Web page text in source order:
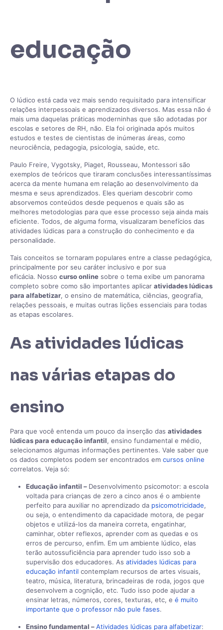
educação
O lúdico está cada vez mais sendo requisitado para intensificar
relações interpessoais e aprendizados diversos. Mas essa não é
mais uma daquelas práticas moderninhas que são adotadas por
escolas e setores de RH, não. Ela foi originada após muitos
estudos e testes de cientistas de inúmeras áreas, como
neurociência, pedagogia, psicologia, saúde, etc.
Paulo Freire, Vygotsky, Piaget, Rousseau, Montessori são
exemplos de teóricos que tiraram conclusões interessantíssimas
acerca da mente humana em relação ao desenvolvimento da
mesma e seus aprendizados. Eles queriam descobrir como
absorvemos conteúdos desde pequenos e quais são as
melhores metodologias para que esse processo seja ainda mais
eficiente. Todos, de alguma forma, visualizaram benefícios das
atividades lúdicas para a construção do conhecimento e da
personalidade.
Tais conceitos se tornaram populares entre a classe pedagógica,
principalmente por seu caráter inclusivo e por sua
eficácia. Nosso curso online sobre o tema exibe um panorama
completo sobre como são importantes aplicar atividades lúdicas
para alfabetizar, o ensino de matemática, ciências, geografia,
relações pessoais, e muitas outras lições essenciais para todas
as etapas escolares.
As atividades lúdicas
nas várias etapas do
ensino
Para que você entenda um pouco da inserção das atividades
lúdicas para educação infantil, ensino fundamental e médio,
selecionamos algumas informações pertinentes. Vale saber que
os dados completos podem ser encontrados em cursos online
correlatos. Veja só:
Educação infantil – Desenvolvimento psicomotor: a escola
voltada para crianças de zero a cinco anos é o ambiente
perfeito para auxiliar no aprendizado da psicomotricidade,
ou seja, o entendimento da capacidade motora, de pegar
objetos e utilizá-los da maneira correta, engatinhar,
caminhar, obter reflexos, aprender com as quedas e os
erros de percurso, enfim. Em um ambiente lúdico, elas
terão autossuficiência para aprender tudo isso sob a
supervisão dos educadores. As atividades lúdicas para
educação infantil contemplam recursos de artes visuais,
teatro, música, literatura, brincadeiras de roda, jogos que
desenvolvem a cognição, etc. Tudo isso pode ajudar a
ensinar letras, números, cores, texturas, etc, e é muito
importante que o professor não pule fases.
Ensino fundamental –Atividades lúdicas para alfabetizar: